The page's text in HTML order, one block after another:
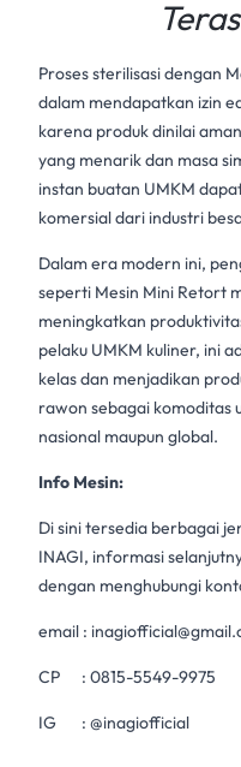
Proses sterilisasi dengan
dalam mendapatkan izin
karena produk dinilai
yang menarik dan masa
instan buatan UMKM
komersial dari industri
Dalam era modern ini,
seperti Mesin Mini Retort
meningkatkan
pelaku UMKM kuliner, ini
kelas dan menjadikan
rawon sebagai komoditas
nasional maupun global.
Info Mesin:
Di sini tersedia berbagai
INAGI, informasi
dengan menghubungi
email :
CP : 0815-5549-9975
IG : @inagiofficial